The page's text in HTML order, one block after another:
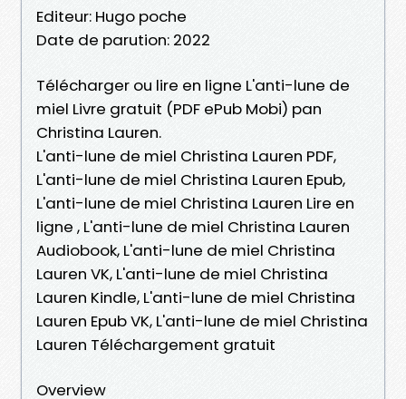
Editeur: Hugo poche
Date de parution: 2022
Télécharger ou lire en ligne L'anti-lune de
miel Livre gratuit (PDF ePub Mobi) pan
Christina Lauren.
L'anti-lune de miel Christina Lauren PDF,
L'anti-lune de miel Christina Lauren Epub,
L'anti-lune de miel Christina Lauren Lire en
ligne , L'anti-lune de miel Christina Lauren
Audiobook, L'anti-lune de miel Christina
Lauren VK, L'anti-lune de miel Christina
Lauren Kindle, L'anti-lune de miel Christina
Lauren Epub VK, L'anti-lune de miel Christina
Lauren Téléchargement gratuit
Overview